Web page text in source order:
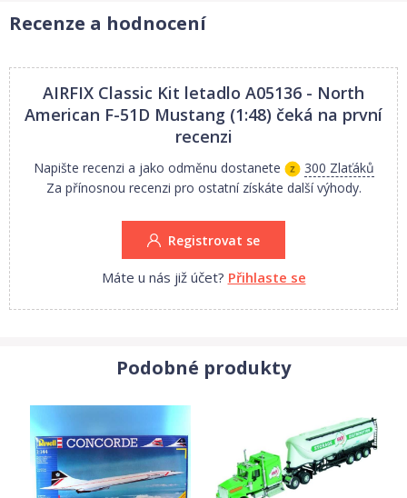
Měřítko: 1:48
Počet dílů: 147
Délka: 205 mm
Rozpětí křídel: 236 mm
Obtížnost: 2
Body Flying Hours: 2
Doporučeno pro děti od 8 let.
Upozornění: Nebezpečí udušení! Výrobek obsahuje malé části.
NEVHODNÉ PRO DĚTI DO 3 LET!
Recenze a hodnocení
AIRFIX Classic Kit letadlo A05136 - North
American F-51D Mustang (1:48) čeká na první
recenzi
Napište recenzi a jako odměnu dostanete
300 Zlaťáků
Za přínosnou recenzi pro ostatní získáte další výhody.
Registrovat se
Máte u nás již účet? Přihlaste se
Podobné produkty